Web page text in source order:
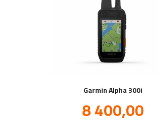
Garmin Alpha 300i
Tilbud
8 400,00mva.